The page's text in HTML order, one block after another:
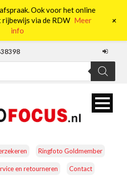
Ringfoto Goldmember
en retourneren Contact
Ook voor het online
rijbewijs via de RDW Meer
info
+